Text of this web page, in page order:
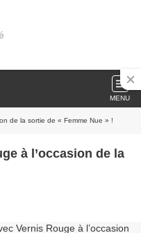
MENU
de la sortie de « Femme Nue » !
à l’occasion de la